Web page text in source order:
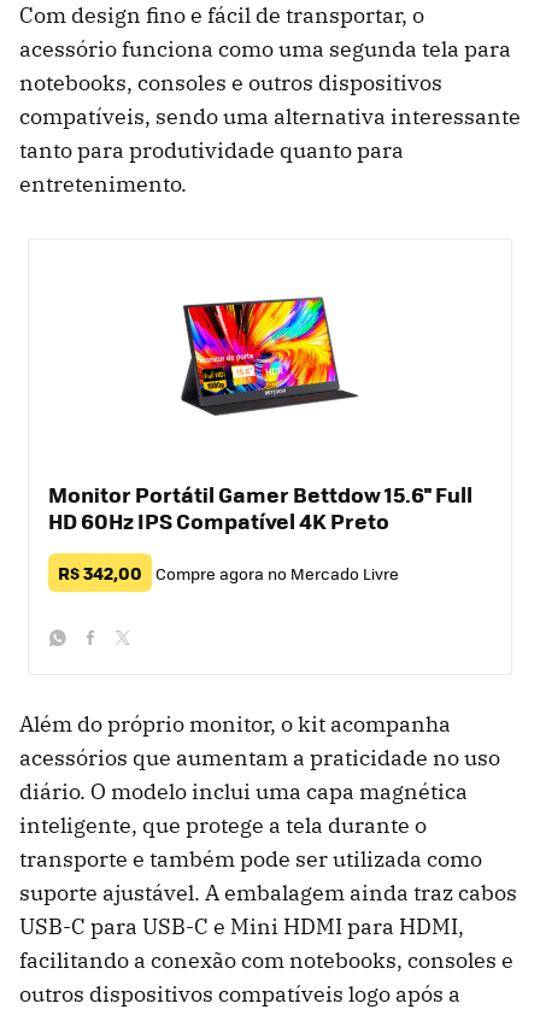
Com design fino e fácil de transportar, o
acessório funciona como uma segunda tela para
notebooks, consoles e outros dispositivos
compatíveis, sendo uma alternativa interessante
tanto para produtividade quanto para
entretenimento.
Monitor Portátil Gamer Bettdow 15.6'' Full
HD 60Hz IPS Compatível 4K Preto
R$ 342,00 Compre agora no Mercado Livre
Além do próprio monitor, o kit acompanha
acessórios que aumentam a praticidade no uso
diário. O modelo inclui uma capa magnética
inteligente, que protege a tela durante o
transporte e também pode ser utilizada como
suporte ajustável. A embalagem ainda traz cabos
USB-C para USB-C e Mini HDMI para HDMI,
facilitando a conexão com notebooks, consoles e
outros dispositivos compatíveis logo após a